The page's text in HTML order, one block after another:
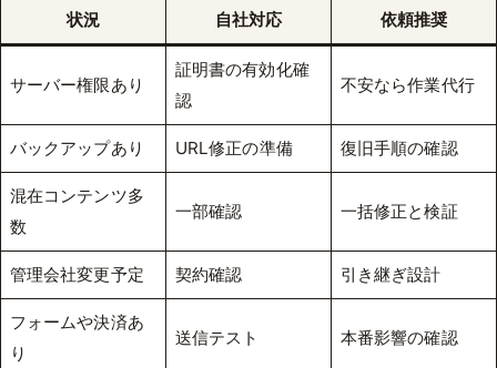
状況 自社対応 依頼推奨
サーバー権限あり
証明書の有効化確
認
不安なら作業代行
バックアップあり URL修正の準備 復旧手順の確認
混在コンテンツ多
数
一部確認 一括修正と検証
管理会社変更予定 契約確認 引き継ぎ設計
フォームや決済あ
り
送信テスト 本番影響の確認